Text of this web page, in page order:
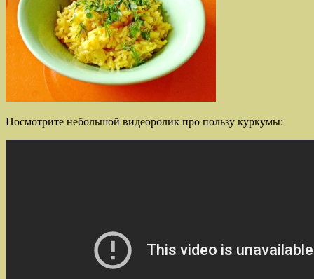
Посмотрите небольшой видеоролик про пользу куркумы: